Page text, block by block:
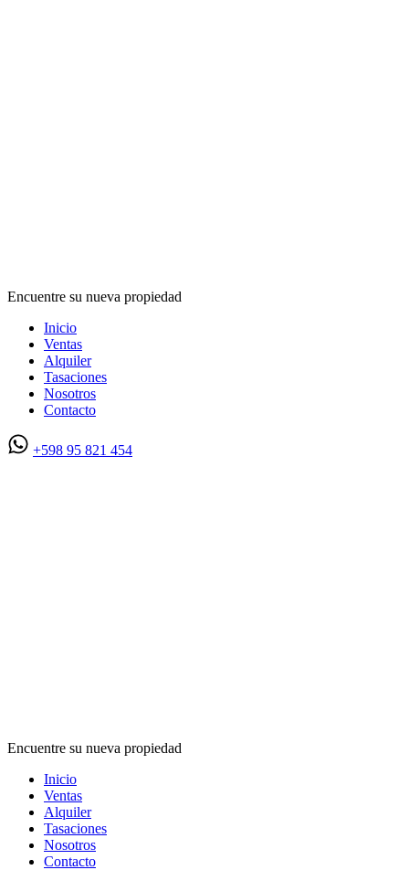
Encuentre su nueva propiedad
Inicio
Ventas
Alquiler
Tasaciones
Nosotros
Contacto
+598 95 821 454
Encuentre su nueva propiedad
Inicio
Ventas
Alquiler
Tasaciones
Nosotros
Contacto